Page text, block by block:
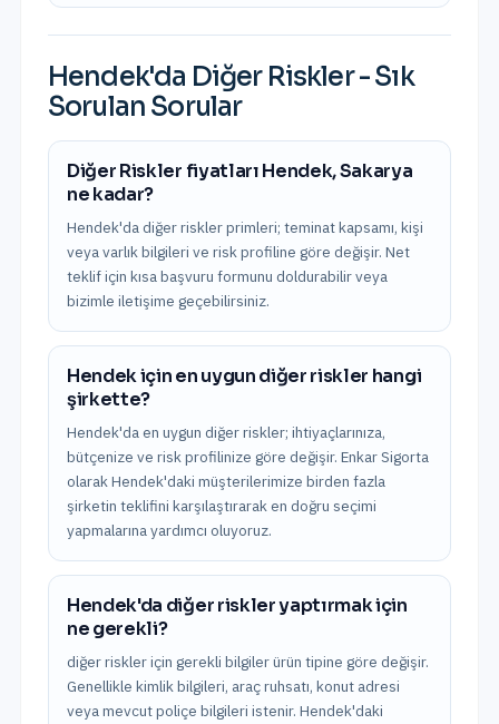
Hendek'da Diğer Riskler- Sık
Sorulan Sorular
Diğer Riskler fiyatları Hendek, Sakarya
ne kadar?
Hendek'da diğer riskler primleri; teminat kapsamı, kişi
veya varlık bilgileri ve risk profiline göre değişir. Net
teklif için kısa başvuru formunu doldurabilir veya
bizimle iletişime geçebilirsiniz.
Hendek için en uygun diğer riskler hangi
şirkette?
Hendek'da en uygun diğer riskler; ihtiyaçlarınıza,
bütçenize ve risk profilinize göre değişir. Enkar Sigorta
olarak Hendek'daki müşterilerimize birden fazla
şirketin teklifini karşılaştırarak en doğru seçimi
yapmalarına yardımcı oluyoruz.
Hendek'da diğer riskler yaptırmak için
ne gerekli?
diğer riskler için gerekli bilgiler ürün tipine göre değişir.
Genellikle kimlik bilgileri, araç ruhsatı, konut adresi
veya mevcut poliçe bilgileri istenir. Hendek'daki